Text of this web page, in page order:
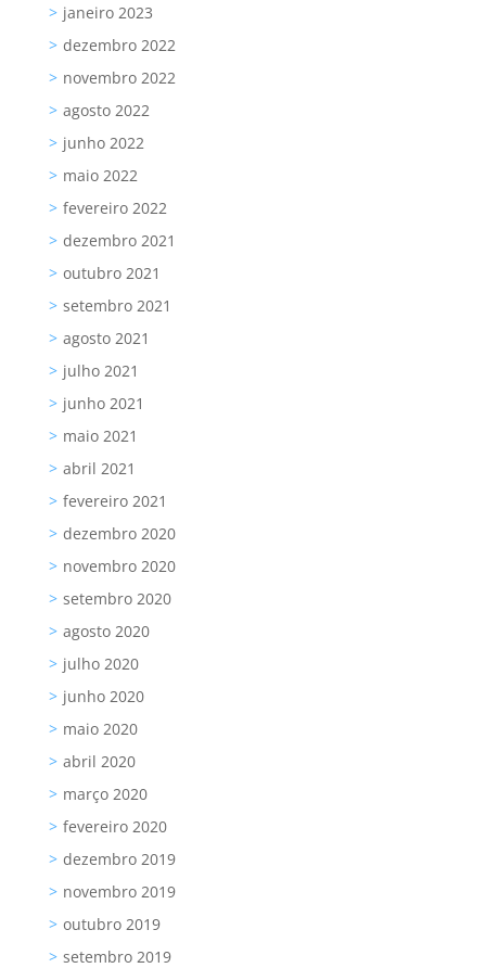
janeiro 2023
dezembro 2022
novembro 2022
agosto 2022
junho 2022
maio 2022
fevereiro 2022
dezembro 2021
outubro 2021
setembro 2021
agosto 2021
julho 2021
junho 2021
maio 2021
abril 2021
fevereiro 2021
dezembro 2020
novembro 2020
setembro 2020
agosto 2020
julho 2020
junho 2020
maio 2020
abril 2020
março 2020
fevereiro 2020
dezembro 2019
novembro 2019
outubro 2019
setembro 2019